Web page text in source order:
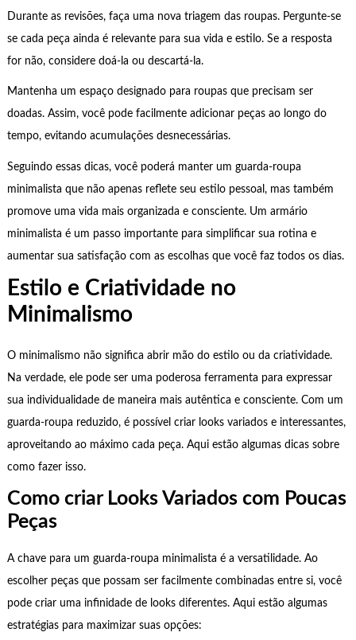
Durante as revisões, faça uma nova triagem das roupas. Pergunte-se
se cada peça ainda é relevante para sua vida e estilo. Se a resposta
for não, considere doá-la ou descartá-la.
Mantenha um espaço designado para roupas que precisam ser
doadas. Assim, você pode facilmente adicionar peças ao longo do
tempo, evitando acumulações desnecessárias.
Seguindo essas dicas, você poderá manter um guarda-roupa
minimalista que não apenas reflete seu estilo pessoal, mas também
promove uma vida mais organizada e consciente. Um armário
minimalista é um passo importante para simplificar sua rotina e
aumentar sua satisfação com as escolhas que você faz todos os dias.
Estilo e Criatividade no
Minimalismo
O minimalismo não significa abrir mão do estilo ou da criatividade.
Na verdade, ele pode ser uma poderosa ferramenta para expressar
sua individualidade de maneira mais autêntica e consciente. Com um
guarda-roupa reduzido, é possível criar looks variados e interessantes,
aproveitando ao máximo cada peça. Aqui estão algumas dicas sobre
como fazer isso.
Como criar Looks Variados com Poucas
Peças
A chave para um guarda-roupa minimalista é a versatilidade. Ao
escolher peças que possam ser facilmente combinadas entre si, você
pode criar uma infinidade de looks diferentes. Aqui estão algumas
estratégias para maximizar suas opções: